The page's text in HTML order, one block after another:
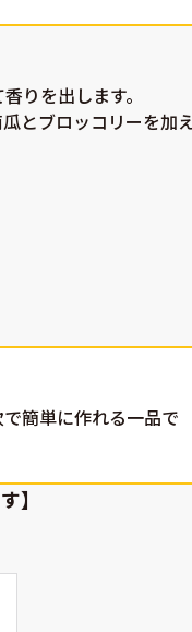
りを出します。
とブロッコリーを加
簡単に作れる一品で
】